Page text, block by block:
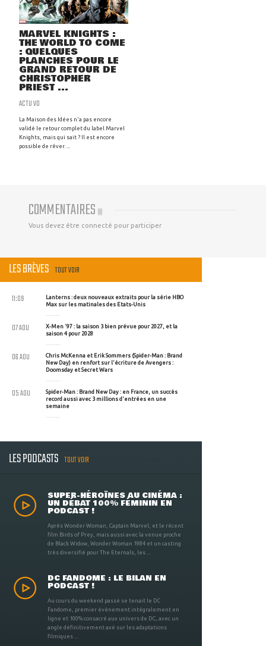
MARVEL KNIGHTS :
THE WORLD TO COME
: QUELQUES
PLANCHES POUR LE
GRAND RETOUR DE
CHRISTOPHER
PRIEST ...
ACTU VO
La Maison des Idées n'a pas encore
validé le retour complet du label Marvel
Knights, mais qui sait ? Il est encore
possible de rêver. ...
COMMENTAIRES (0)
Vous devez être connecté pour participer
LES BRÈVES TOUT VOIR
Lanterns : deux nouveaux extraits pour la série HBO
Max sur les matinales des Etats-Unis
11:09
X-Men '97 : la saison 3 bien prévue pour 2027, et la
saison 4 pour 2028
07 AOU
Chris McKenna et Erik Sommers (Spider-Man : Brand
New Day) en renfort sur l'écriture de Avengers :
Doomsday et Secret Wars
06 AOU
Spider-Man : Brand New Day : en France, un succès
record aussi avec 3 millions d'entrées en une
semaine
05 AOU
LES PODCASTS TOUT VOIR
SUPER-HÉROÏNES AU CINÉMA :
UN DÉBAT 100% FÉMININ EN
PODCAST !
Après Wonder Woman, Captain Marvel, et le récent
film Birds of Prey, mais aussi avec la venue proche
de Black Widow, Wonder Woman 1984 et un casting
très diversifié pour The Eternals, les ...
DC FANDOME : LE BILAN EN
PODCAST !
Au cours du weekend passé se tenait le DC
Fandome, premier évènement intégralement en
ligne et 100% consacré aux univers de DC, avec un
angle définitivement axé sur les adaptations
filmiques ...